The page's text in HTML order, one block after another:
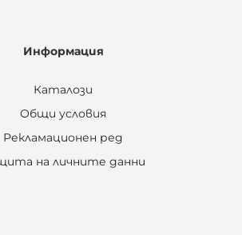
Информация
Каталози
Общи условия
Рекламационен ред
на личните данни